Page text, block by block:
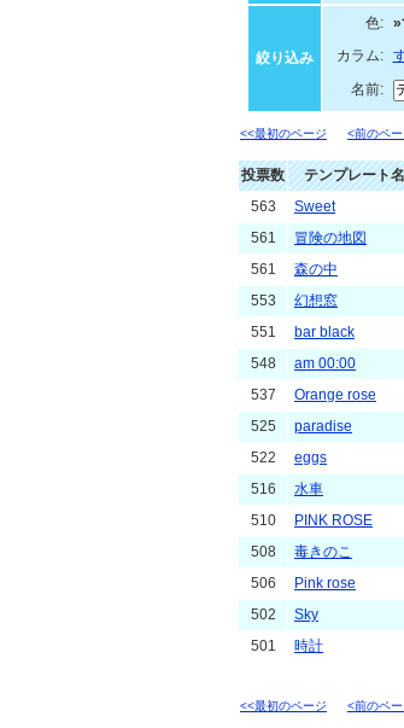
絞り込み
色: »
カラム:
名前:
<<最初のページ <前のペー
投票数 テンプレート名
563
Sweet
561
冒険の地図
561
森の中
553
幻想窓
551
bar black
548
am 00:00
537
Orange rose
525
paradise
522
eggs
516
水車
510
PINK ROSE
508
毒きのこ
506
Pink rose
502
Sky
501
時計
<<最初のページ <前のペー